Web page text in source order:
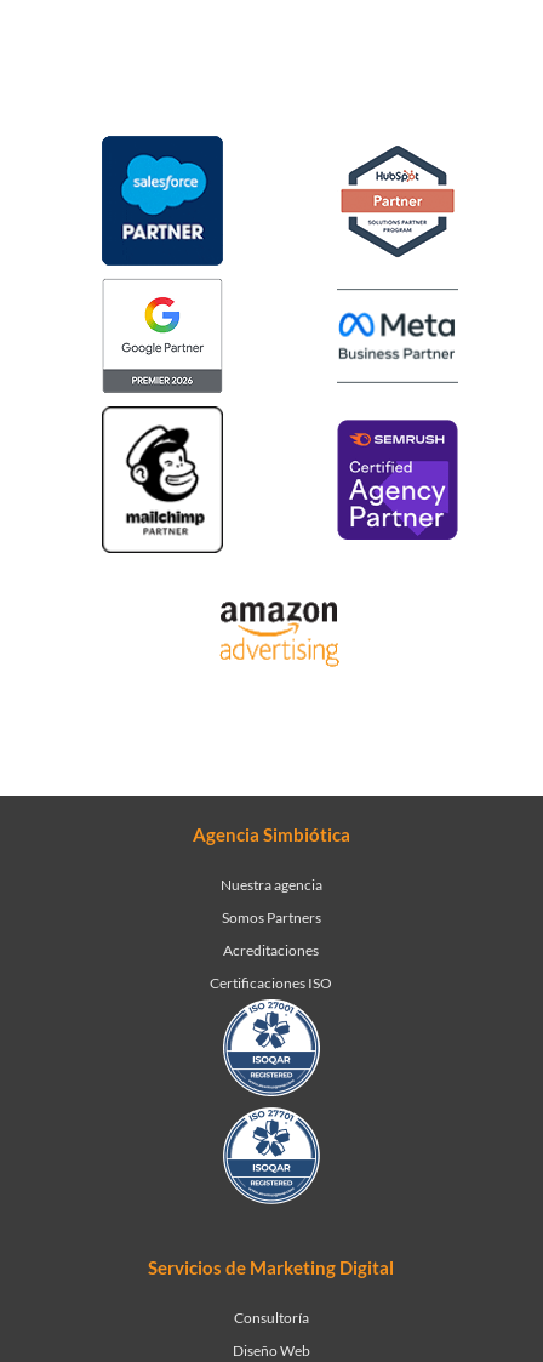
Agencia Simbiótica
Nuestra agencia
Somos Partners
Acreditaciones
Certificaciones ISO
Servicios de Marketing Digital
Consultoría
Diseño Web